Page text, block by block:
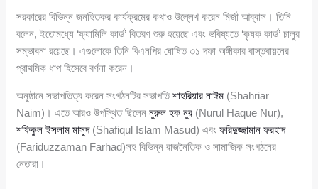
সরকারের বিভিন্ন জনহিতকর কার্যক্রমের কথাও উল্লেখ করেন মির্জা আব্বাস। তিনি
বলেন, ইতোমধ্যে ‘ফ্যামিলি কার্ড’ বিতরণ শুরু হয়েছে এবং ভবিষ্যতে ‘কৃষক কার্ড’ চালুর
সম্ভাবনা রয়েছে। এগুলোকে তিনি বিএনপির ঘোষিত ৩১ দফা অঙ্গীকার বাস্তবায়নের
প্রাথমিক ধাপ হিসেবে বর্ণনা করেন।
অনুষ্ঠানে সভাপতিত্ব করেন সংগঠনটির সভাপতিশাহরিয়ার নাঈম (Shahriar
Naim)। এতে আরও উপস্থিত ছিলেননুরুল হক নুর (Nurul Haque Nur),
শফিকুল ইসলাম মাসুদ(Shafiqul Islam Masud) এবংফরিদুজ্জামান ফরহাদ
(Fariduzzaman Farhad)সহ বিভিন্ন রাজনৈতিক ও সামাজিক সংগঠনের
নেতারা।